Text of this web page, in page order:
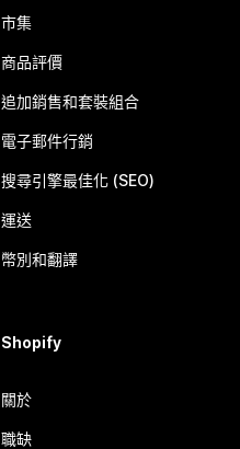
市集
商品評價
追加銷售和套裝組合
電子郵件行銷
搜尋引擎最佳化 (SEO)
運送
幣別和翻譯
Shopify
關於
職缺